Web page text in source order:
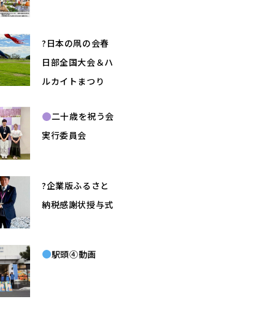
?日本の凧の会春
日部全国大会＆ハ
ルカイトまつり
二十歳を祝う会
実行委員会
?企業版ふるさと
納税感謝状授与式
駅頭④動画